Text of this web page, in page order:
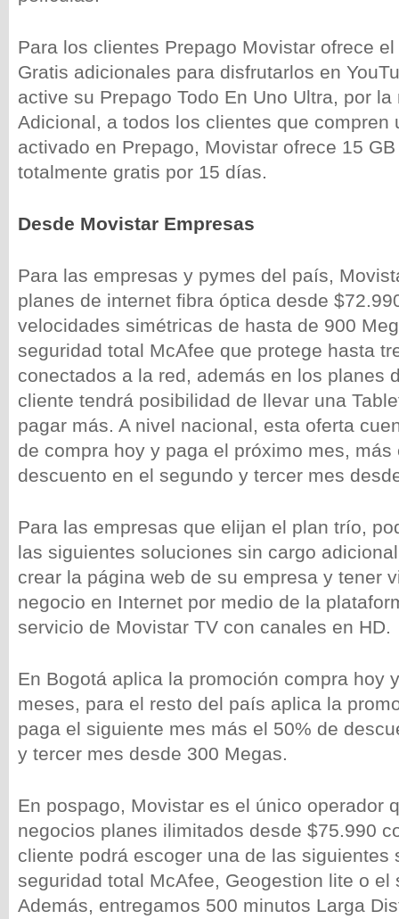
Para los clientes Prepago Movistar ofrece
Gratis adicionales para disfrutarlos en
active su Prepago Todo En Uno Ultra, por
Adicional, a todos los clientes que compren
activado en Prepago, Movistar ofrece 15
totalmente gratis por 15 días.
Desde Movistar Empresas
Para las empresas y pymes del país,
planes de internet fibra óptica desde
velocidades simétricas de hasta de 900
seguridad total McAfee que protege hasta
conectados a la red, además en los planes
cliente tendrá posibilidad de llevar una
pagar más. A nivel nacional, esta oferta
de compra hoy y paga el próximo mes, más
descuento en el segundo y tercer mes
Para las empresas que elijan el plan trío,
las siguientes soluciones sin cargo
crear la página web de su empresa y tener
negocio en Internet por medio de la
servicio de Movistar TV con canales en HD.
En Bogotá aplica la promoción compra hoy
meses, para el resto del país aplica la
paga el siguiente mes más el 50% de
y tercer mes desde 300 Megas.
En pospago, Movistar es el único operador
negocios planes ilimitados desde $75.990
cliente podrá escoger una de las siguientes
seguridad total McAfee, Geogestion lite o el
Además, entregamos 500 minutos Larga